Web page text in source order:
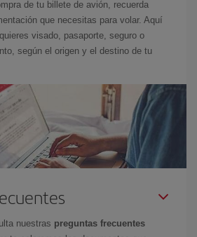
de tu billete de avión, recuerda
que necesitas para volar. Aquí
visado, pasaporte, seguro o
según el origen y el destino de tu
nuestras preguntas frecuentes